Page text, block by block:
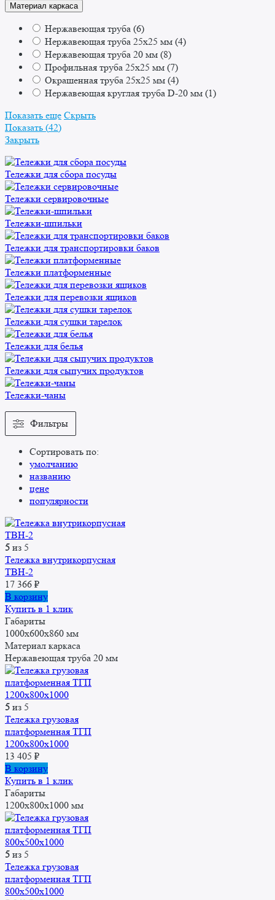
Материал каркаса
Нержавеющая труба (6)
Нержавеющая труба 25x25 мм (4)
Нержавеющая труба 20 мм (8)
Профильная труба 25x25 мм (7)
Окрашенная труба 25x25 мм (4)
Нержавеющая круглая труба D-20 мм (1)
Показать еще Скрыть
Показать (42)
Закрыть
Тележки для сбора посуды
Тележки сервировочные
Тележки-шпильки
Тележки для транспортировки баков
Тележки платформенные
Тележки для перевозки ящиков
Тележки для сушки тарелок
Тележки для белья
Тележки для сыпучих продуктов
Тележки-чаны
Фильтры
Сортировать по:
умолчанию
названию
цене
популярности
5 из 5
Тележка внутрикорпусная
ТВН-2
17 366 ₽
В корзину
Купить в 1 клик
Габариты
1000х600х860 мм
Материал каркаса
Нержавеющая труба 20 мм
5 из 5
Тележка грузовая
платформенная ТГП
1200x800x1000
13 405 ₽
В корзину
Купить в 1 клик
Габариты
1200x800x1000 мм
5 из 5
Тележка грузовая
платформенная ТГП
800x500x1000